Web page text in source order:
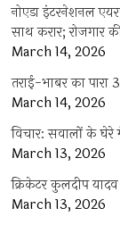
नोएडा इंटरनेशनल
साथ करार; रोजगार
March 14, 2026
तराई-भाबर का पारा
March 14, 2026
विचार: सवालों के घेरे
March 13, 2026
क्रिकेटर कुलदीप
March 13, 2026